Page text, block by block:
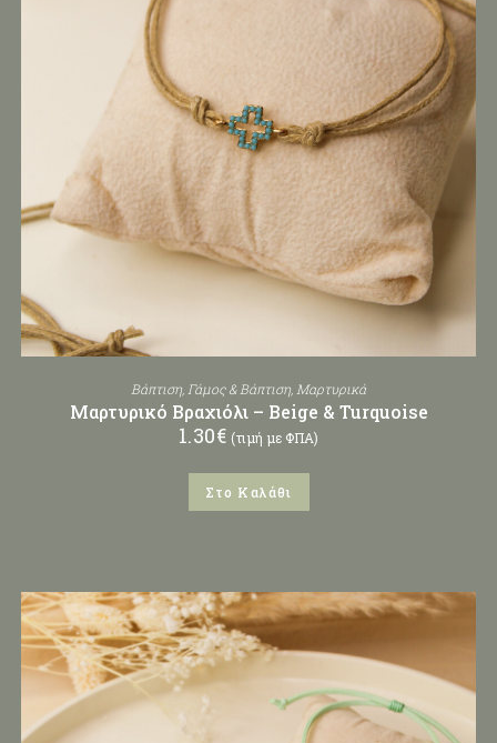
Βάπτιση,Γάμος & Βάπτιση,Μαρτυρικά
Μαρτυρικό Βραχιόλι – Beige & Turquoise
1.30€ (τιμή με ΦΠΑ)
Στο Καλάθι